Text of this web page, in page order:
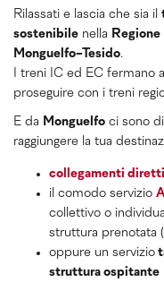
Rilassati e lascia che sia il
sostenibile nella Regione
Monguelfo-Tesido.
I treni IC ed EC fermano
proseguire con i treni
E da Monguelfo ci sono
raggiungere la tua
collegamenti diretti
il comodo servizio
collettivo o
struttura prenotata
oppure un servizio
struttura ospitante